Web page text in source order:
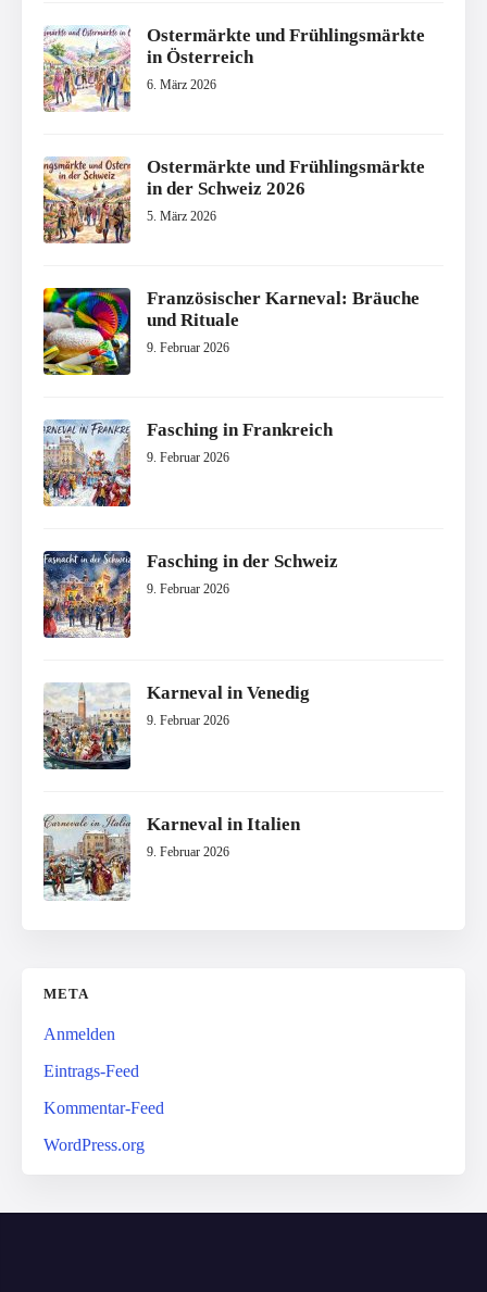
Ostermärkte und Frühlingsmärkte
in Österreich
6. März 2026
Ostermärkte und Frühlingsmärkte
in der Schweiz 2026
5. März 2026
Französischer Karneval: Bräuche
und Rituale
9. Februar 2026
Fasching in Frankreich
9. Februar 2026
Fasching in der Schweiz
9. Februar 2026
Karneval in Venedig
9. Februar 2026
Karneval in Italien
9. Februar 2026
META
Anmelden
Eintrags-Feed
Kommentar-Feed
WordPress.org